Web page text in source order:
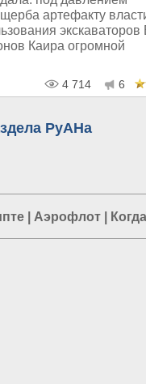
артефакту
экскаваторов
Каира огромной
4 714 6
РуАНа
Аэрофлот